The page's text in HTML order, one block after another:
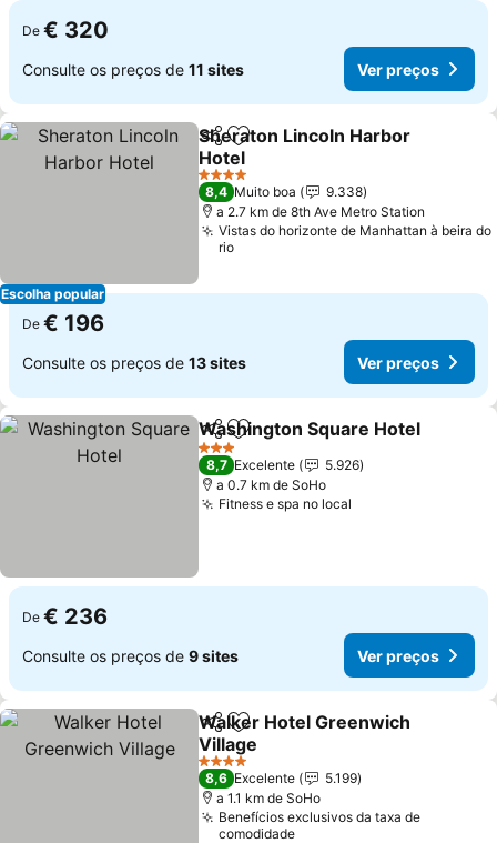
De € 320
Consulte os preços de 11 sites Ver preços
Escolha popular
PartilharAdicionar aos favoritos
Sheraton Lincoln Harbor
Hotel
Ver preços
4 Estrelas
8,4 Muito boa
9.338
a 2.7 km de 8th Ave Metro Station
Vistas do horizonte de Manhattan à beira do
rio
De € 196
Consulte os preços de 13 sites Ver preços
PartilharAdicionar aos favoritos
Washington Square Hotel
3 Estrelas
8,7 Excelente
5.926
a 0.7 km de SoHo
Fitness e spa no local
De € 236
Consulte os preços de 9 sites Ver preços
PartilharAdicionar aos favoritos
Walker Hotel Greenwich
Village
Ver preços
4 Estrelas
8,6 Excelente
5.199
a 1.1 km de SoHo
Benefícios exclusivos da taxa de
comodidade